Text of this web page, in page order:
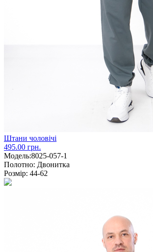
Штани чоловічі
495.00 грн.
Модель:8025-057-1
Полотно: Двонитка
Розмір: 44-62